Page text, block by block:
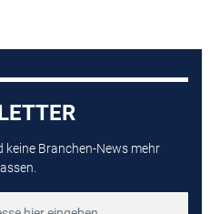
Branchen-News mehr